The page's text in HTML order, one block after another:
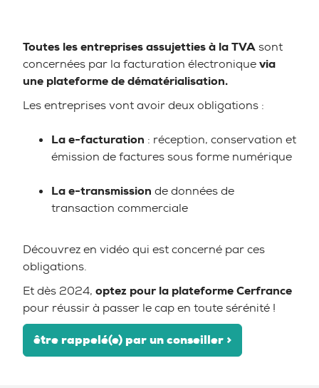
Toutes les entreprises assujetties à la TVAsont
concernées par la facturation électroniquevia
une plateforme de dématérialisation.
Les entreprises vont avoir deux obligations :
La e-facturation : réception, conservation et
émission de factures sous forme numérique
La e-transmission de données de
transaction commerciale
Découvrez en vidéo qui est concerné par ces
obligations.
Et dès 2024, optez pour la plateforme Cerfrance
pour réussir à passer le cap en toute sérénité !
être rappelé(e) par un conseiller >